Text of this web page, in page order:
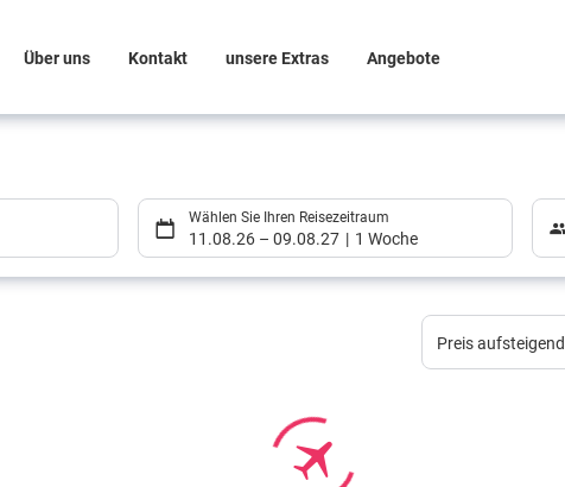
Über uns Kontakt unsere Extras Angebote
Wählen Sie Ihren Reisezeitraum
11.08.26 – 09.08.27 1 Woche
Preis aufsteigend